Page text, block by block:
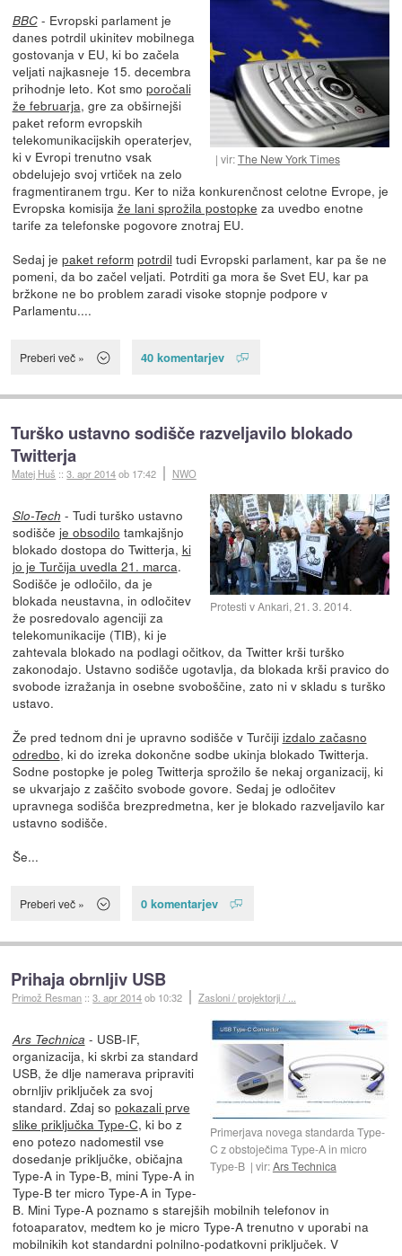
vir:The New York Times
BBC- Evropski parlament je
danes potrdil ukinitev mobilnega
gostovanja v EU, ki bo začela
veljati najkasneje 15. decembra
prihodnje leto. Kot smo poročali
že februarja, gre za obširnejši
paket reform evropskih
telekomunikacijskih operaterjev,
ki v Evropi trenutno vsak
obdelujejo svoj vrtiček na zelo
fragmentiranem trgu. Ker to niža konkurenčnost celotne Evrope, je
Evropska komisija že lani sprožila postopke za uvedbo enotne
tarife za telefonske pogovore znotraj EU.
Sedaj je paket reform potrdil tudi Evropski parlament, kar pa še ne
pomeni, da bo začel veljati. Potrditi ga mora še Svet EU, kar pa
bržkone ne bo problem zaradi visoke stopnje podpore v
Parlamentu....
Preberi več » 40 komentarjev
Turško ustavno sodišče razveljavilo blokado
Twitterja
Matej Huš ::3. apr 2014ob 17:42 NWO
Protesti v Ankari, 21. 3. 2014.
Slo-Tech - Tudi turško ustavno
sodišče je obsodilo tamkajšnjo
blokado dostopa do Twitterja, ki
jo je Turčija uvedla 21. marca.
Sodišče je odločilo, da je
blokada neustavna, in odločitev
že posredovalo agenciji za
telekomunikacije (TIB), ki je
zahtevala blokado na podlagi očitkov, da Twitter krši turško
zakonodajo. Ustavno sodišče ugotavlja, da blokada krši pravico do
svobode izražanja in osebne svoboščine, zato ni v skladu s turško
ustavo.
Že pred tednom dni je upravno sodišče v Turčiji izdalo začasno
odredbo, ki do izreka dokončne sodbe ukinja blokado Twitterja.
Sodne postopke je poleg Twitterja sprožilo še nekaj organizacij, ki
se ukvarjajo z zaščito svobode govore. Sedaj je odločitev
upravnega sodišča brezpredmetna, ker je blokado razveljavilo kar
ustavno sodišče.
Še...
Preberi več » 0 komentarjev
Prihaja obrnljiv USB
Primož Resman ::3. apr 2014ob 10:32 Zasloni / projektorji / ...
Primerjava novega standarda Type-
C z obstoječima Type-A in micro
Type-B
vir:Ars Technica
Ars Technica - USB-IF,
organizacija, ki skrbi za standard
USB, že dlje namerava pripraviti
obrnljiv priključek za svoj
standard. Zdaj so pokazali prve
slike priključka Type-C, ki bo z
eno potezo nadomestil vse
dosedanje priključke, običajna
Type-A in Type-B, mini Type-A in
Type-B ter micro Type-A in Type-
B. Mini Type-A poznamo s starejših mobilnih telefonov in
fotoaparatov, medtem ko je micro Type-A trenutno v uporabi na
mobilnikih kot standardni polnilno-podatkovni priključek. V